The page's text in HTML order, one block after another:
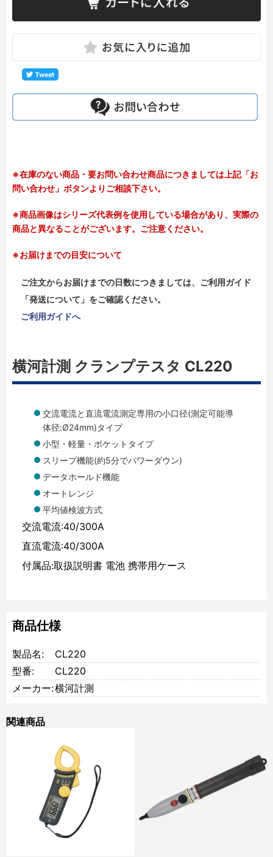
※在庫のない商品・要お問い合わせ商品につきましては上記「お
問い合わせ」ボタンよりご相談下さい。
※商品画像はシリーズ代表例を使用している場合があり、実際の
商品と異なることがございます。ご注意ください。
※お届けまでの目安について
ご注文からお届けまでの日数につきましては、ご利用ガイド
「発送について」をご確認ください。
ご利用ガイドへ
横河計測 クランプテスタ CL220
交流電流と直流電流測定専用の小口径(測定可能導
体径:Ø24mm)タイプ
小型・軽量・ポケットタイプ
スリープ機能(約5分でパワーダウン)
データホールド機能
オートレンジ
平均値検波方式
交流電流:40/300A
直流電流:40/300A
付属品:取扱説明書 電池 携帯用ケース
商品仕様
製品名:
CL220
型番:
CL220
メーカー:横河計測
関連商品